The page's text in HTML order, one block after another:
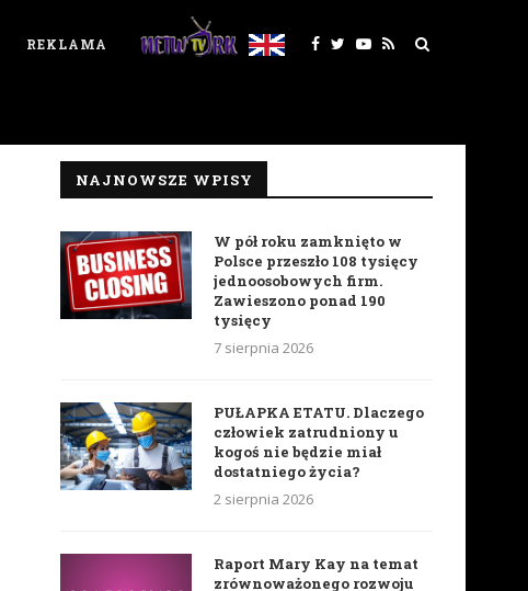
REKLAMA
NAJNOWSZE WPISY
W pół roku zamknięto w
Polsce przeszło 108 tysięcy
jednoosobowych firm.
Zawieszono ponad 190
tysięcy
7 sierpnia 2026
PUŁAPKA ETATU. Dlaczego
człowiek zatrudniony u
kogoś nie będzie miał
dostatniego życia?
2 sierpnia 2026
Raport Mary Kay na temat
zrównoważonego rozwoju